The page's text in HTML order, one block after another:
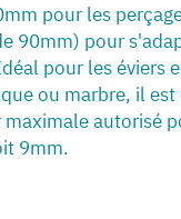
pour les
90mm) pour
pour les éviers
ou marbre, il
autorisé
9mm.